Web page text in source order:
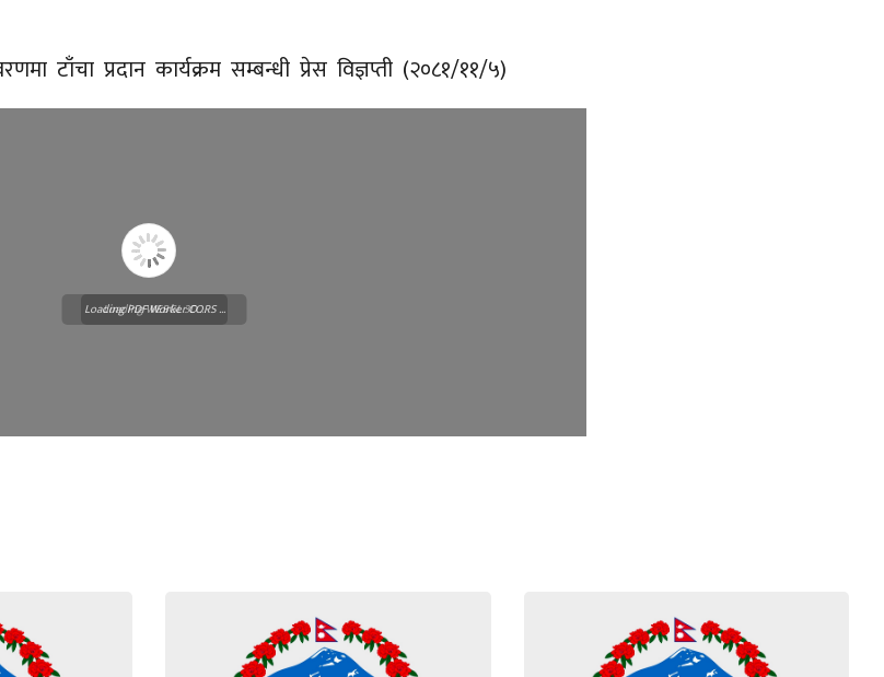
टाँचा प्रदान कार्यक्रम सम्बन्धी प्रेस विज्ञप्ती (२०८१/११/५)
Loading WEBGL 3D ...
Loading PDF Worker CORS ...